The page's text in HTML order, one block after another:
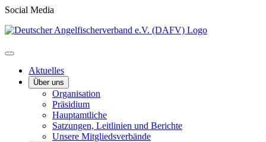
Social Media
Aktuelles
Über uns
Organisation
Präsidium
Hauptamtliche
Satzungen, Leitlinien und Berichte
Unsere Mitgliedsverbände